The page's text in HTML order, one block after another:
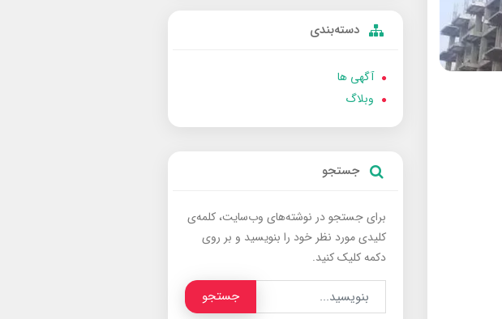
دسته‌بندی
آگهی ها
وبلاگ
جستجو
برای جستجو در نوشته‌های وب‌سایت، کلمه‌ی
کلیدی مورد نظر خود را بنویسید و بر روی
دکمه کلیک کنید.
جستجو